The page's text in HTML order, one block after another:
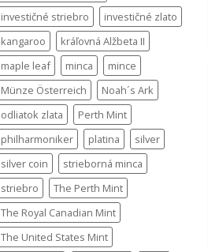
investičné striebro
investičné zlato
kangaroo
kráľovná Alžbeta II
maple leaf
minca
mince
Münze Österreich
Noah´s Ark
odliatok zlata
Perth Mint
philharmoniker
platina
silver
silver coin
strieborná minca
striebro
The Perth Mint
The Royal Canadian Mint
The United States Mint